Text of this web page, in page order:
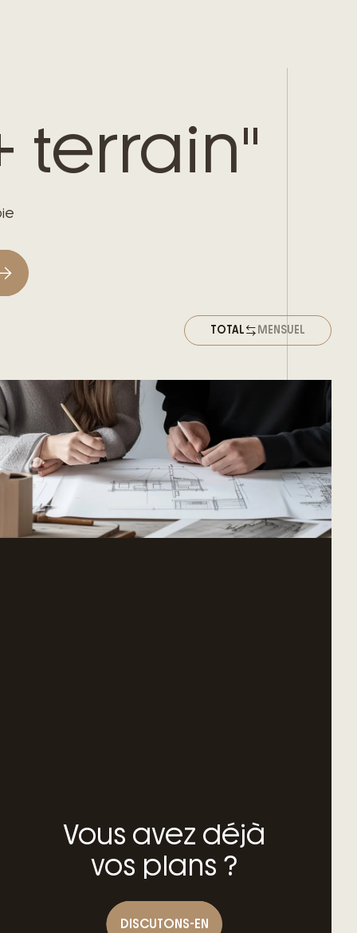
terrain"
TOTAL MENSUEL
Vous avez déjà
vos plans ?
DISCUTONS-EN